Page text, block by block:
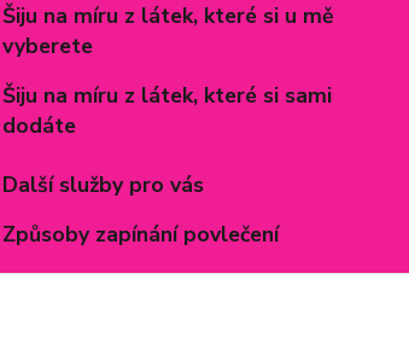
Šiju na míru z látek, které si u mě
vyberete
Šiju na míru z látek, které si sami
dodáte
Další služby pro vás
Způsoby zapínání povlečení
Rozměry prostěradel